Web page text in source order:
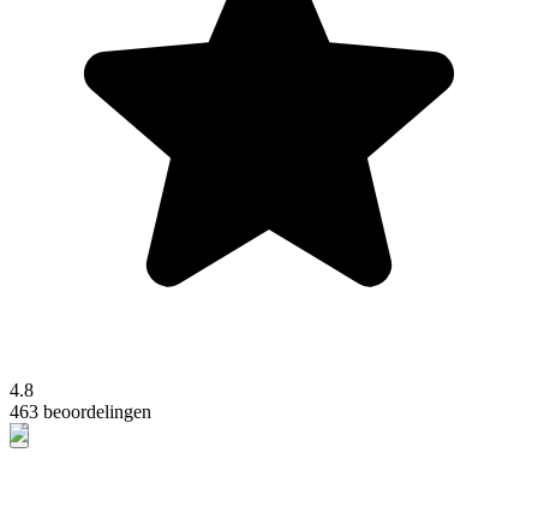
4.8
463 beoordelingen